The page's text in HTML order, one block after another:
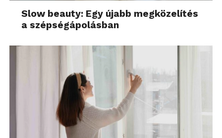
Slow beauty: Egy újabb megközelítés
a szépségápolásban